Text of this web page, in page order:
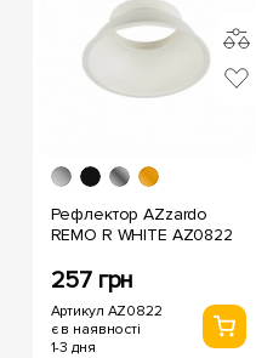
Рефлектор AZzardo
REMO R WHITE AZ0822
257 грн
Артикул AZ0822
є в наявності
1-3 дня